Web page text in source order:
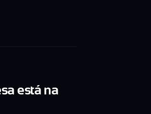
está na